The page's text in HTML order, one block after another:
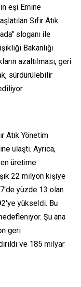
eşi Emine
Sıfır Atık
sloganı ile
Bakanlığı
azaltılması, geri
sürdürülebilir
Atık Yönetim
ulaştı. Ayrıca,
üretime
22 milyon kişiye
yüzde 13 olan
yükseldi. Bu
Şu ana
geri
ve 185 milyar